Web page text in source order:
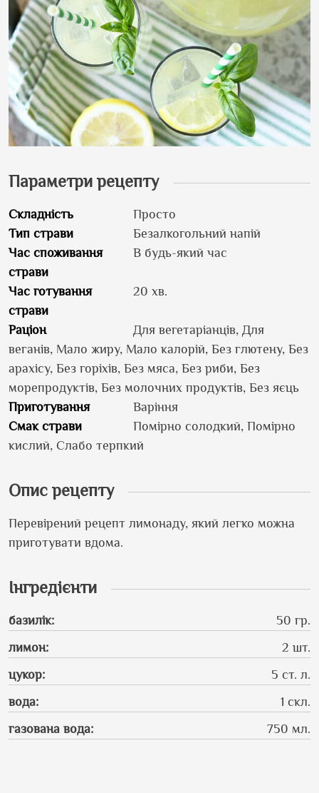
Параметри рецепту
Складність
Просто
Тип страви
Безалкогольний напій
Час споживання
страви
В будь-який час
Час готування
страви
20 хв.
Раціон
Для вегетаріанців, Для
веганів, Мало жиру, Мало калорій, Без глютену, Без
арахісу, Без горіхів, Без мяса, Без риби, Без
морепродуктів, Без молочних продуктів, Без яєць
Приготування
Варіння
Смак страви
Помірно солодкий, Помірно
кислий, Слабо терпкий
Опис рецепту
Перевірений рецепт лимонаду, який легко можна
приготувати вдома.
Інгредієнти
базилік:
50 гр.
лимон:
2 шт.
цукор:
5 ст. л.
вода:
1 скл.
газована вода: 750 мл.